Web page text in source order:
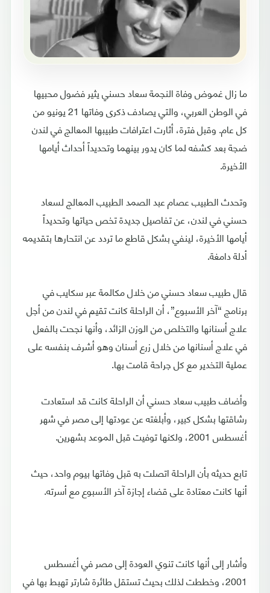
ما زال غموض وفاة النجمة سعاد حسني يثير فضول محبيها
في الوطن العربي، والتي يصادف ذكرى وفاتها 21 يونيو من
كل عام. وقبل فترة، أثارت اعترافات طبيبها المعالج في لندن
ضجة بعد كشفه لما كان يدور بينهما وتحديداً أحداث أيامها
الأخيرة.
وتحدث الطبيب عصام عبد الصمد الطبيب المعالج لسعاد
حسني في لندن، عن تفاصيل جديدة تخص حياتها وتحديداً
أيامها الأخيرة، لينفي بشكل قاطع ما تردد عن انتحارها بتقديمه
أدلة دامغة.
قال طبيب سعاد حسني من خلال مكالمة عبر سكايب في
برنامج “آخر الأسبوع”، أن الراحلة كانت تقيم في لندن من أجل
علاج أسنانها والتخلص من الوزن الزائد، وأنها نجحت بالفعل
في علاج أسنانها من خلال زرع أسنان وهو أشرف بنفسه على
عملية التخدير مع كل جراحة قامت بها.
وأضاف طبيب سعاد حسني أن الراحلة كانت قد استعادت
رشاقتها بشكل كبير، وأبلغته عن عودتها إلى مصر في شهر
أغسطس 2001، ولكنها توفيت قبل الموعد بشهرين.
تابع حديثه بأن الراحلة اتصلت به قبل وفاتها بيوم واحد، حيث
أنها كانت معتادة على قضاء إجازة آخر الأسبوع مع أسرته.
وأشار إلى أنها كانت تنوي العودة إلى مصر في أغسطس
2001، وخططت لذلك بحيث تستقل طائرة شارتر تهبط بها في